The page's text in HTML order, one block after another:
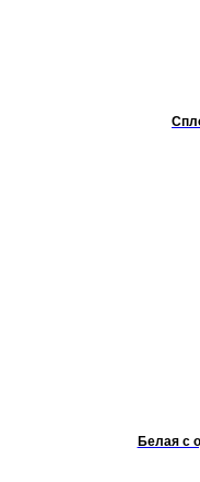
Белая с